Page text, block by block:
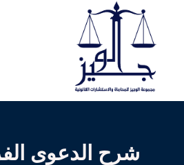
المحتوى
شرح الدعوى